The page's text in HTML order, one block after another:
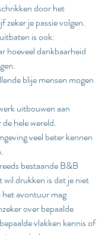
door het
zeker je passie volgen.
is ook:
hoeveel dankbaarheid
blije mensen mogen
uitbouwen aan
hele wereld.
veel beter kennen
bestaande B&B
drukken is dat je niet
avontuur mag
over bepaalde
vlakken kennis of